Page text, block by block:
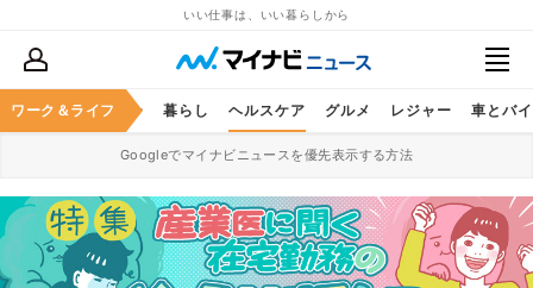
いい仕事は、いい暮らしから
ワーク＆ライフ
ススキル マネー 暮らし ヘルスケア グルメ レジャー 車とバ
Googleでマイナビニュースを優先表示する方法